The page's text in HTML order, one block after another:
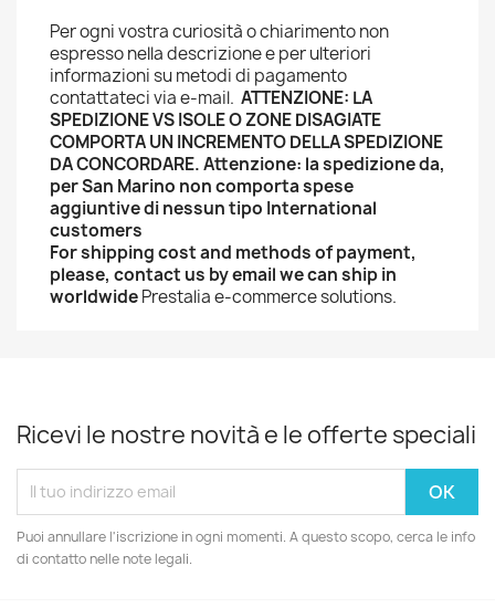
Per ogni vostra curiosità o chiarimento non
espresso nella descrizione e per ulteriori
informazioni su metodi di pagamento
contattateci via e-mail. ATTENZIONE: LA
SPEDIZIONE VS ISOLE O ZONE DISAGIATE
COMPORTA UN INCREMENTO DELLA SPEDIZIONE
DA CONCORDARE.Attenzione: la spedizione da,
per San Marino non comporta spese
aggiuntive di nessun tipo International
customers
For shipping cost and methods of payment,
please, contact us by email we can ship in
worldwidePrestalia e-commerce solutions.
Ricevi le nostre novità e le offerte speciali
Puoi annullare l'iscrizione in ogni momenti. A questo scopo, cerca le info
di contatto nelle note legali.